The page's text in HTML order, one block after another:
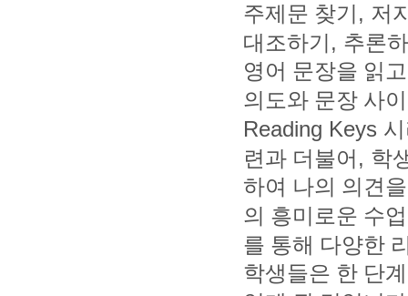
주제문 찾기 , 저
대조하기 , 추론
영어 문장을 읽
의도와 문장 사
Reading Keys
련과 더불어 , 학
하여 나의 의견
의 흥미로운 수
를 통해 다양한
학생들은 한 단